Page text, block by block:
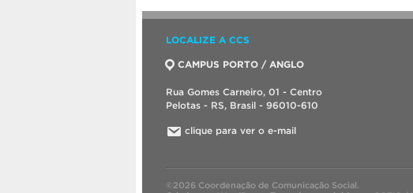
LOCALIZE A CCS
CAMPUS PORTO / ANGLO
Rua Gomes Carneiro, 01 - Centro
Pelotas - RS, Brasil - 96010-610
clique para ver o e-mail
©2026 Coordenação de Comunicação Social.